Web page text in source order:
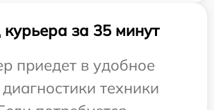
за 35 минут
приедет в удобное
техники